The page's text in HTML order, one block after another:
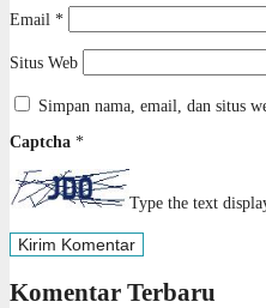
Email *
Situs Web
Simpan nama, email, dan situs
Captcha *
Type the text
Komentar Terbaru